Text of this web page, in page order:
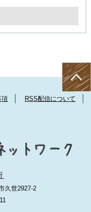
項
RSS配信について
久世2927-2